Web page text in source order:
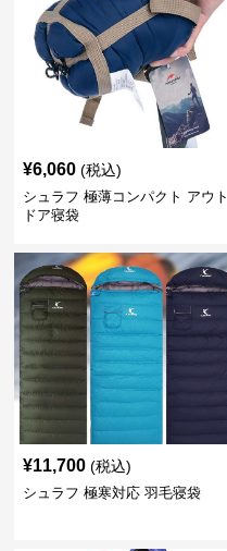
¥6,060 (税込)
シュラフ 極薄コンパクト アウト
ドア寝袋
¥11,700 (税込)
シュラフ 極寒対応 羽毛寝袋